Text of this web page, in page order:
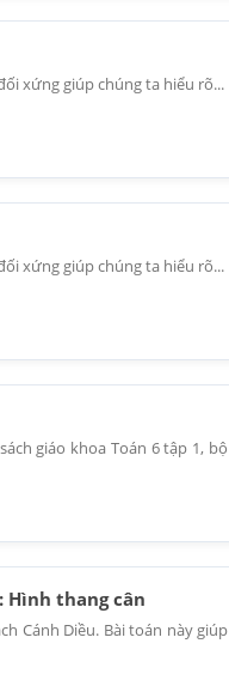
xứng giúp chúng ta hiểu rõ...
xứng giúp chúng ta hiểu rõ...
giáo khoa Toán 6 tập 1, bộ
Hình thang cân
Cánh Diều. Bài toán này giúp